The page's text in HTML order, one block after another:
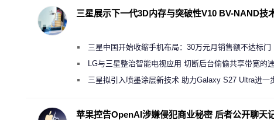
三星展示下一代3D内存与突破性V10 BV-NAND技
三星中国开始收缩手机布局：30万元月销售额不达标门
店 将被逐步清退
LG与三星整治智能电视应用 切断后台偷偷共享带宽的
规行为三星拟引入喷墨涂层新技术 助力Galaxy S27 Ultra进一
苹果控告OpenAI涉嫌侵犯商业秘密 后者公开聊天